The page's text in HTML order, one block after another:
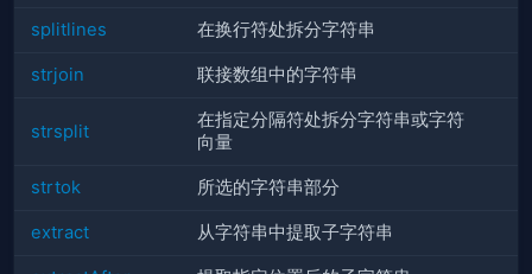
splitlines 在换行符处拆分字符串
strjoin 联接数组中的字符串
strsplit
在指定分隔符处拆分字符串或字符
向量
strtok 所选的字符串部分
extract 从字符串中提取子字符串